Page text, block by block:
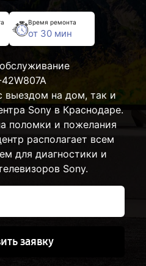
Время ремонта
от 30 мин
выездом на дом, так и
Sony в Краснодаре.
поломки и пожелания
располагает всем
для диагностики и
Sony.
заявку